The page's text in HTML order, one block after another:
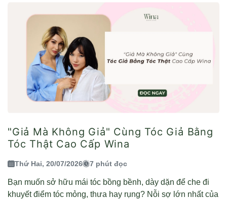
"Giả Mà Không Giả" Cùng Tóc Giả Bằng
Tóc Thật Cao Cấp Wina
Thứ Hai, 20/07/2026 7 phút đọc
Bạn muốn sở hữu mái tóc bồng bềnh, dày dặn để che đi
khuyết điểm tóc mỏng, thưa hay rụng? Nỗi sợ lớn nhất của